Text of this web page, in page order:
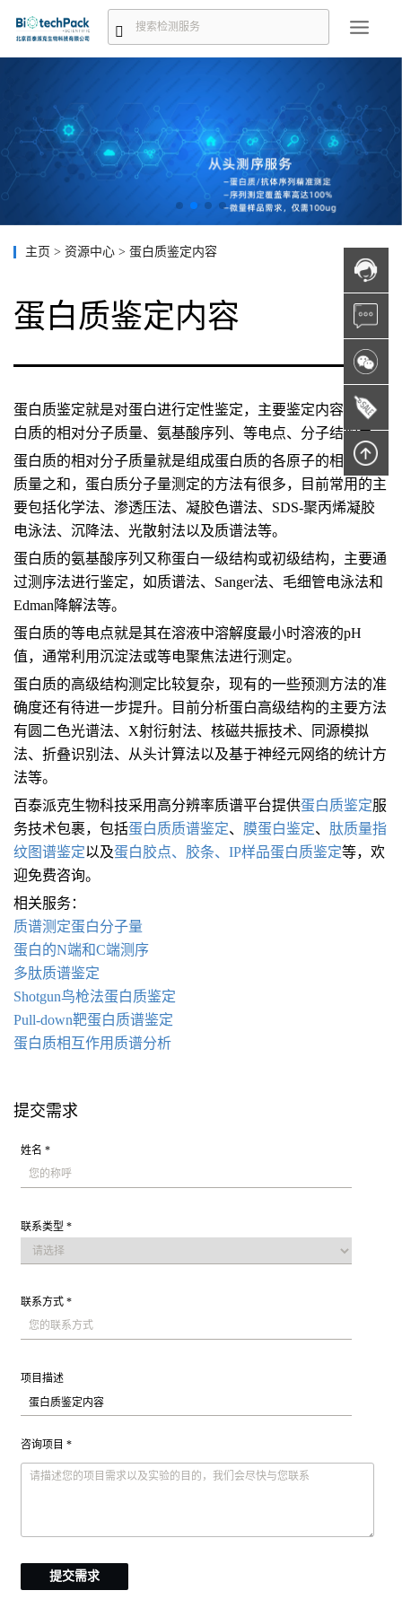
主页 > 资源中心 > 蛋白质鉴定内容
蛋白质鉴定内容
蛋白质鉴定就是对蛋白进行定性鉴定，主要鉴定内容包括蛋
白质的相对分子质量、氨基酸序列、等电点、分子结构等。
蛋白质的相对分子质量就是组成蛋白质的各原子的相对分子
质量之和，蛋白质分子量测定的方法有很多，目前常用的主
要包括化学法、渗透压法、凝胶色谱法、SDS-聚丙烯凝胶
电泳法、沉降法、光散射法以及质谱法等。
蛋白质的氨基酸序列又称蛋白一级结构或初级结构，主要通
过测序法进行鉴定，如质谱法、Sanger法、毛细管电泳法和
Edman降解法等。
蛋白质的等电点就是其在溶液中溶解度最小时溶液的pH
值，通常利用沉淀法或等电聚焦法进行测定。
蛋白质的高级结构测定比较复杂，现有的一些预测方法的准
确度还有待进一步提升。目前分析蛋白高级结构的主要方法
有圆二色光谱法、X射衍射法、核磁共振技术、同源模拟
法、折叠识别法、从头计算法以及基于神经元网络的统计方
法等。
百泰派克生物科技采用高分辨率质谱平台提供蛋白质鉴定服
务技术包裹，包括蛋白质质谱鉴定、 膜蛋白鉴定、 肽质量指
纹图谱鉴定以及蛋白胶点、胶条、IP样品蛋白质鉴定等，欢
迎免费咨询。
相关服务：
质谱测定蛋白分子量
蛋白的N端和C端测序
多肽质谱鉴定
Shotgun鸟枪法蛋白质鉴定
Pull-down靶蛋白质谱鉴定
蛋白质相互作用质谱分析
提交需求
姓名 *
联系类型 *
联系方式 *
项目描述
咨询项目 *
提交需求